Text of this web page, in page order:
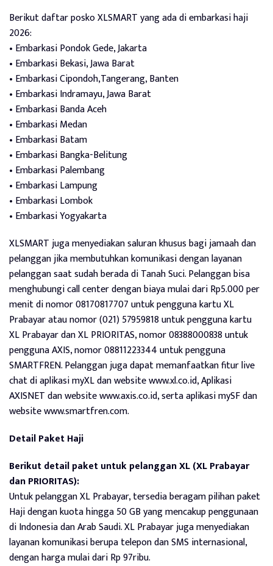
Berikut daftar posko XLSMART yang ada di embarkasi haji
2026:
• Embarkasi Pondok Gede, Jakarta
• Embarkasi Bekasi, Jawa Barat
• Embarkasi Cipondoh,Tangerang, Banten
• Embarkasi Indramayu, Jawa Barat
• Embarkasi Banda Aceh
• Embarkasi Medan
• Embarkasi Batam
• Embarkasi Bangka-Belitung
• Embarkasi Palembang
• Embarkasi Lampung
• Embarkasi Lombok
• Embarkasi Yogyakarta
XLSMART juga menyediakan saluran khusus bagi jamaah dan
pelanggan jika membutuhkan komunikasi dengan layanan
pelanggan saat sudah berada di Tanah Suci. Pelanggan bisa
menghubungi call center dengan biaya mulai dari Rp5.000 per
menit di nomor 08170817707 untuk pengguna kartu XL
Prabayar atau nomor (021) 57959818 untuk pengguna kartu
XL Prabayar dan XL PRIORITAS, nomor 08388000838 untuk
pengguna AXIS, nomor 08811223344 untuk pengguna
SMARTFREN. Pelanggan juga dapat memanfaatkan fitur live
chat di aplikasi myXL dan website www.xl.co.id, Aplikasi
AXISNET dan website www.axis.co.id, serta aplikasi mySF dan
website www.smartfren.com.
Detail Paket Haji
Berikut detail paket untuk pelanggan XL (XL Prabayar
dan PRIORITAS):
Untuk pelanggan XL Prabayar, tersedia beragam pilihan paket
Haji dengan kuota hingga 50 GB yang mencakup penggunaan
di Indonesia dan Arab Saudi. XL Prabayar juga menyediakan
layanan komunikasi berupa telepon dan SMS internasional,
dengan harga mulai dari Rp 97ribu.